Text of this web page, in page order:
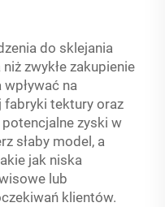
do sklejania
zwykłe zakupienie
na
fabryki tektury oraz
zyski w
słaby model, a
jak niska
lub
klientów.